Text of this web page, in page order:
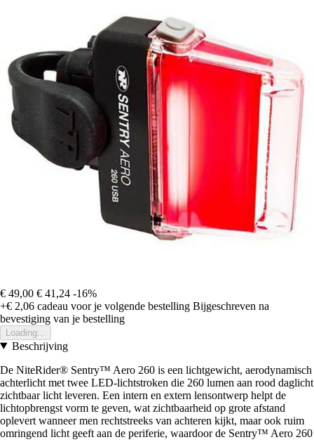
€ 49,00 € 41,24 -16%
+€ 2,06 cadeau voor je volgende bestelling Bijgeschreven na
bevestiging van je bestelling
Loading...
Beschrijving
De NiteRider® Sentry™ Aero 260 is een lichtgewicht, aerodynamisch
achterlicht met twee LED-lichtstroken die 260 lumen aan rood daglicht
zichtbaar licht leveren. Een intern en extern lensontwerp helpt de
lichtopbrengst vorm te geven, wat zichtbaarheid op grote afstand
oplevert wanneer men rechtstreeks van achteren kijkt, maar ook ruim
omringend licht geeft aan de periferie, waardoor de Sentry™ Aero 260